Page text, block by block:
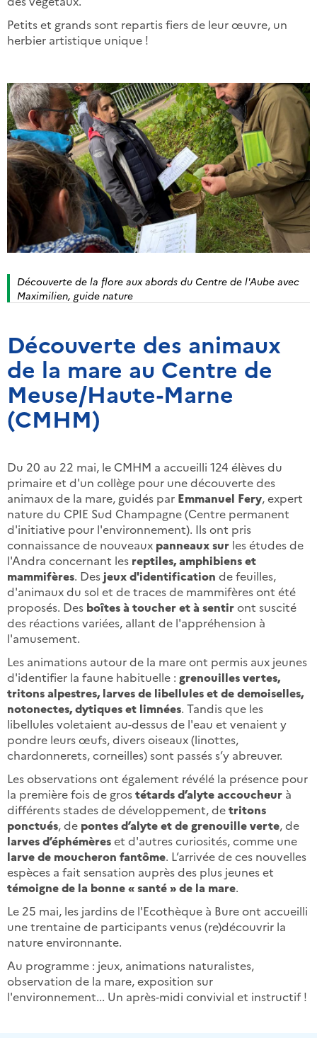
Petits et grands sont repartis fiers de leur œuvre, un
herbier artistique unique !
Découverte de la flore aux abords du Centre de l'Aube avec
Maximilien, guide nature
Découverte des animaux
de la mare au Centre de
Meuse/Haute-Marne
(CMHM)
Du 20 au 22 mai, le CMHM a accueilli 124 élèves du
primaire et d'un collège pour une découverte des
animaux de la mare, guidés par Emmanuel Fery, expert
nature du CPIE Sud Champagne (Centre permanent
d'initiative pour l'environnement). Ils ont pris
connaissance de nouveaux panneaux sur les études de
l'Andra concernant les reptiles, amphibiens et
mammifères. Desjeux d'identification de feuilles,
d'animaux du sol et de traces de mammifères ont été
proposés. Des boîtes à toucher et à sentiront suscité
des réactions variées, allant de l'appréhension à
l'amusement.
Les animations autour de la mare ont permis aux jeunes
d'identifier la faune habituelle : grenouilles vertes,
tritons alpestres, larves de libellules et de demoiselles,
notonectes, dytiques et limnées. Tandis que les
libellules voletaient au-dessus de l'eau et venaient y
pondre leurs œufs, divers oiseaux (linottes,
chardonnerets, corneilles) sont passés s’y abreuver.
Les observations ont également révélé la présence pour
la première fois de grostétards d’alyte accoucheur à
différents stades de développement, detritons
ponctués, de pontes d’alyte et de grenouille verte, de
larves d’éphémèreset d'autres curiosités, comme une
larve de moucheron fantôme. L’arrivée de ces nouvelles
espèces a fait sensation auprès des plus jeunes et
témoigne de la bonne « santé » de la mare.
Le 25 mai, les jardins de l'Ecothèque à Bure ont accueilli
une trentaine de participants venus (re)découvrir la
nature environnante.
Au programme : jeux, animations naturalistes,
observation de la mare, exposition sur
l'environnement... Un après-midi convivial et instructif !